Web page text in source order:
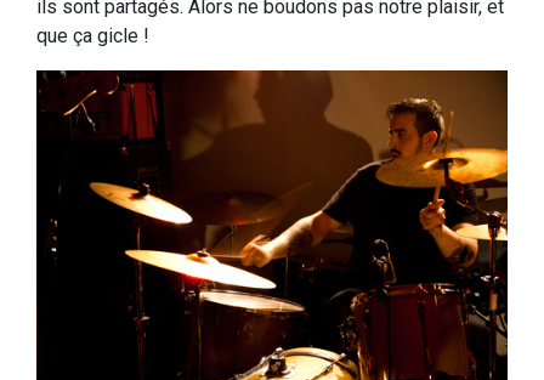
ils sont partagés. Alors ne boudons pas notre plaisir, et
que ça gicle !